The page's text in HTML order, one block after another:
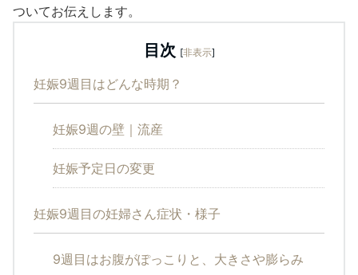
ついてお伝えします。
目次 [非表示]
妊娠9週目はどんな時期？
妊娠9週の壁｜流産
妊娠予定日の変更
妊娠9週目の妊婦さん症状・様子
9週目はお腹がぽっこりと、大きさや膨らみ